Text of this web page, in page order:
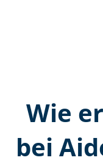
Wie
bei